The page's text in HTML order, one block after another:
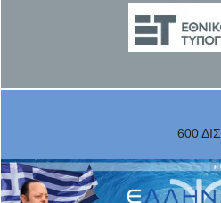
600 ΔΙΣ